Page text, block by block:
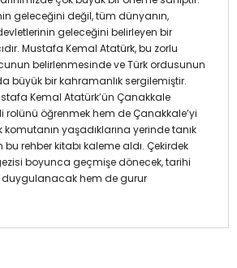
geleceğini değil, tüm dünyanın,
geleceğini belirleyen bir
Mustafa Kemal Atatürk, bu zorlu
belirlenmesinde ve Türk ordusunun
büyük bir kahramanlık sergilemiştir.
Kemal Atatürk’ün Çanakkale
rolünü öğrenmek hem de Çanakkale’yi
komutanın yaşadıklarına yerinde tanık
rehber kitabı kaleme aldı. Çekirdek
boyunca geçmişe dönecek, tarihi
hem de gurur